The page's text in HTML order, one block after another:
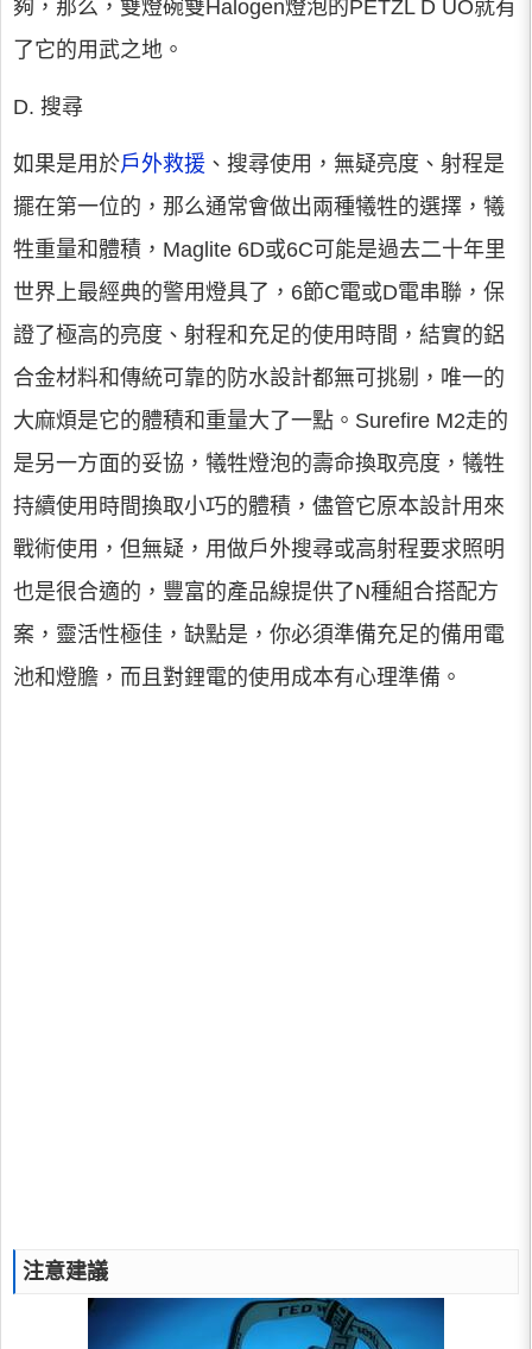
夠，那么，雙燈碗雙Halogen燈泡的PETZL D UO就有
了它的用武之地。
D. 搜尋
如果是用於戶外救援 、搜尋使用，無疑亮度、射程是
擺在第一位的，那么通常會做出兩種犧牲的選擇，犧
牲重量和體積，Maglite 6D或6C可能是過去二十年里
世界上最經典的警用燈具了，6節C電或D電串聯，保
證了極高的亮度、射程和充足的使用時間，結實的鋁
合金材料和傳統可靠的防水設計都無可挑剔，唯一的
大麻煩是它的體積和重量大了一點。Surefire M2走的
是另一方面的妥協，犧牲燈泡的壽命換取亮度，犧牲
持續使用時間換取小巧的體積，儘管它原本設計用來
戰術使用，但無疑，用做戶外搜尋或高射程要求照明
也是很合適的，豐富的產品線提供了N種組合搭配方
案，靈活性極佳，缺點是，你必須準備充足的備用電
池和燈膽，而且對鋰電的使用成本有心理準備。
注意建議